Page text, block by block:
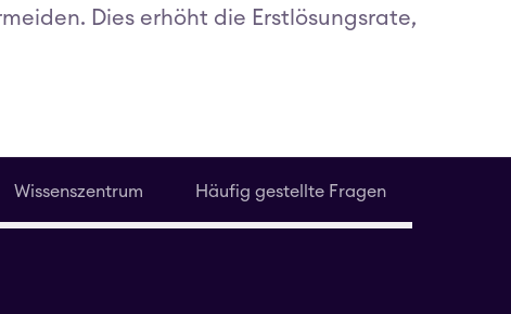
Dies erhöht die Erstlösungsrate,
Wissenszentrum Häufig gestellte Fragen